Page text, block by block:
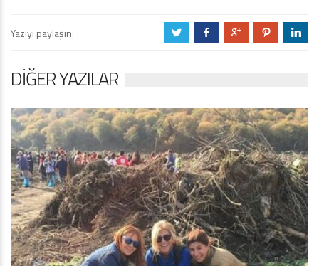
Yazıyı paylaşın: a b c d j
DIĞER YAZILAR